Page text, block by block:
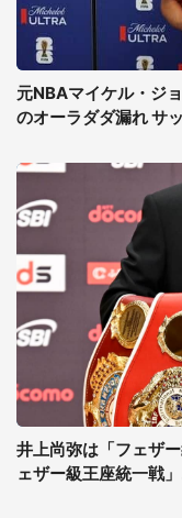
元NBAマイケル・ジ
のオーラダダ漏れ サ
井上尚弥は「フェザ
ェザー級王座統一戦